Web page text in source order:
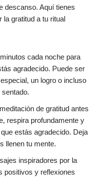
descanso. Aquí tienes
la gratitud a tu ritual
cada noche para
agradecido. Puede ser
un logro o incluso
de gratitud antes
respira profundamente y
estás agradecido. Deja
llenen tu mente.
inspiradores por la
positivos y reflexiones